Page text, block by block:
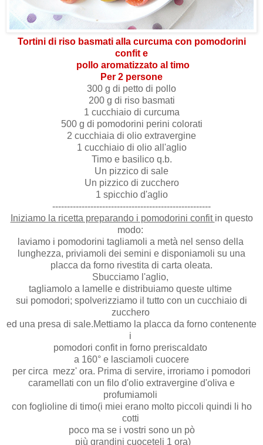
Tortini di riso basmati alla curcuma con pomodorini
confit e
pollo aromatizzato al timo
Per 2 persone
300 g di petto di pollo
200 g di riso basmati
1 cucchiaio di curcuma
500 g di pomodorini perini colorati
2 cucchiaia di olio extravergine
1 cucchiaio di olio all'aglio
Timo e basilico q.b.
Un pizzico di sale
Un pizzico di zucchero
1 spicchio d'aglio
------------------------------------------------------
Iniziamo la ricetta preparando i pomodorini confit in questo
modo:
laviamo i pomodorini tagliamoli a metà nel senso della
lunghezza, priviamoli dei semini e disponiamoli su una
placca da forno rivestita di carta oleata.
Sbucciamo l'aglio,
tagliamolo a lamelle e distribuiamo queste ultime
sui pomodori; spolverizziamo il tutto con un cucchiaio di
zucchero
ed una presa di sale.Mettiamo la placca da forno contenente
i
pomodori confit in forno preriscaldato
a 160° e lasciamoli cuocere
per circa mezz' ora. Prima di servire, irroriamo i pomodori
caramellati con un filo d'olio extravergine d'oliva e
profumiamoli
con foglioline di timo(i miei erano molto piccoli quindi li ho
cotti
poco ma se i vostri sono un pò
più grandini cuoceteli 1 ora)